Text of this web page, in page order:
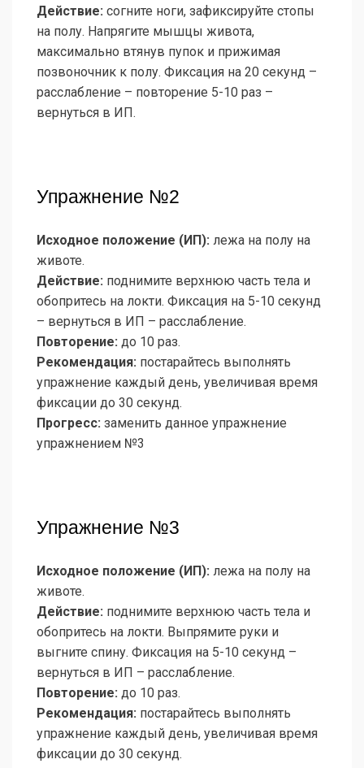
Действие: согните ноги, зафиксируйте стопы
на полу. Напрягите мышцы живота,
максимально втянув пупок и прижимая
позвоночник к полу. Фиксация на 20 секунд –
расслабление – повторение 5-10 раз –
вернуться в ИП.
Упражнение №2
Исходное положение (ИП): лежа на полу на
животе.
Действие: поднимите верхнюю часть тела и
обопритесь на локти. Фиксация на 5-10 секунд
– вернуться в ИП – расслабление.
Повторение: до 10 раз.
Рекомендация: постарайтесь выполнять
упражнение каждый день, увеличивая время
фиксации до 30 секунд.
Прогресс: заменить данное упражнение
упражнением №3
Упражнение №3
Исходное положение (ИП): лежа на полу на
животе.
Действие: поднимите верхнюю часть тела и
обопритесь на локти. Выпрямите руки и
выгните спину. Фиксация на 5-10 секунд –
вернуться в ИП – расслабление.
Повторение: до 10 раз.
Рекомендация: постарайтесь выполнять
упражнение каждый день, увеличивая время
фиксации до 30 секунд.